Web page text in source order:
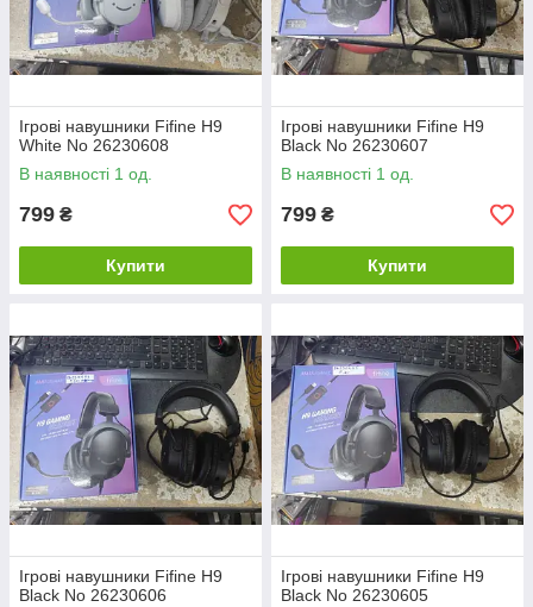
Ігрові навушники Fifine H9
White No 26230608
В наявності 1 од.
799 ₴
Купити
Ігрові навушники Fifine H9
Black No 26230607
В наявності 1 од.
799 ₴
Купити
Ігрові навушники Fifine H9
Black No 26230606
Ігрові навушники Fifine H9
Black No 26230605